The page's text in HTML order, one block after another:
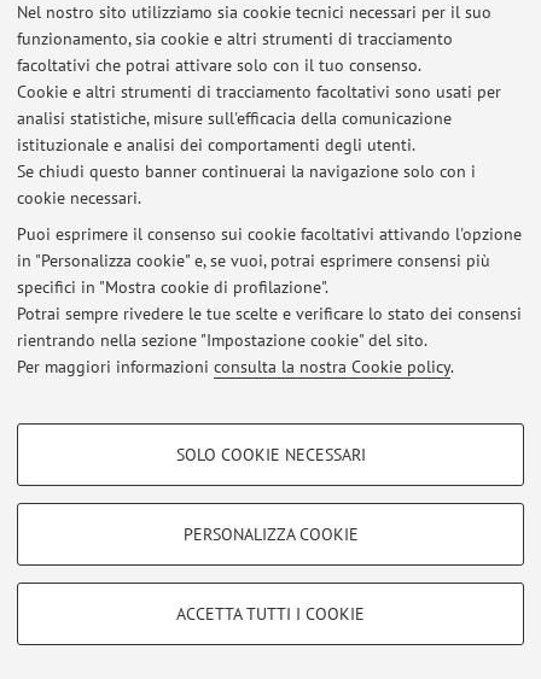
Nel nostro sito utilizziamo sia cookie tecnici necessari per il suo
funzionamento, sia cookie e altri strumenti di tracciamento
facoltativi che potrai attivare solo con il tuo consenso.
Cookie e altri strumenti di tracciamento facoltativi sono usati per
analisi statistiche, misure sull'efficacia della comunicazione
istituzionale e analisi dei comportamenti degli utenti.
Se chiudi questo banner continuerai la navigazione solo con i
cookie necessari.
Puoi esprimere il consenso sui cookie facoltativi attivando l'opzione
in "Personalizza cookie" e, se vuoi, potrai esprimere consensi più
specifici in "Mostra cookie di profilazione".
Potrai sempre rivedere le tue scelte e verificare lo stato dei consensi
rientrando nella sezione "Impostazione cookie" del sito.
Per maggiori informazioni consulta la nostra Cookie policy.
COOKIE DI PROFILAZIONE - FACOLTATIVI
COOKIE TECNICI - NECESSARI
Si tratta di cookie tecnici utilizzati, a titolo esemplificativo, per il corretto
SOLO COOKIE NECESSARI
PERSONALIZZA COOKIE
ACCETTA TUTTI I COOKIE
Contenuti utili
Al momento non sono presenti contenuti.
Al momento non sono presenti avvisi.
Accedi tramiteloginper gestire tutti i contenuti del sito.
Zamboni, 33 - 40126 Bologna - Partita IVA: 01131710376